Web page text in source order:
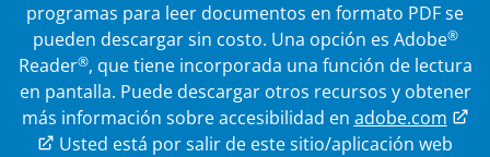
programas para leer documentos en formato PDF se
pueden descargar sin costo. Una opción es Adobe®
Reader®, que tiene incorporada una función de lectura
en pantalla. Puede descargar otros recursos y obtener
más información sobre accesibilidad en adobe.com
Enlace externo
Usted está por salir de este sitio/aplicación web